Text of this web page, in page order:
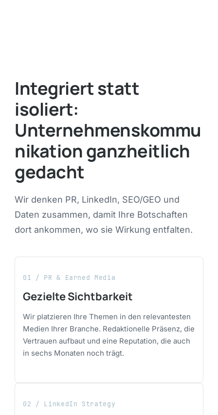
Integriert statt
isoliert:
Unternehmenskommu
nikation ganzheitlich
gedacht
Wir denken PR, LinkedIn, SEO/GEO und
Daten zusammen, damit Ihre Botschaften
dort ankommen, wo sie Wirkung entfalten.
01 / PR & Earned Media
Gezielte Sichtbarkeit
Wir platzieren Ihre Themen in den relevantesten
Medien Ihrer Branche. Redaktionelle Präsenz, die
Vertrauen aufbaut und eine Reputation, die auch
in sechs Monaten noch trägt.
02 / LinkedIn Strategy